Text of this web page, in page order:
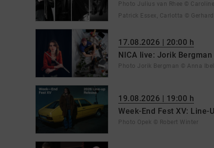
Photo Julius van Rhee ©
Patrick Essex, Carlotta ©
17.08.2026 | 20:00 h
NICA live: Jorik
Photo Jorik Bergman © Anna
19.08.2026 | 19:00 h
Week-End Fest XV: Line-
Photo Opek © Robert Winter